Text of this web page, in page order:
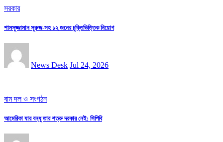
সরকার
শামসুজ্জামান সুরুজ-সহ ১২ জনের চুক্তিভিত্তিক নিয়োগ
News Desk Jul 24, 2026
বাম দল ও সংগঠন
আমেরিকা যার বন্ধু তার শত্রু দরকার নেই: সিপিবি